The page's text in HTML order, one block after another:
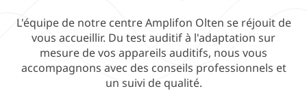
L'équipe de notre centre Amplifon Olten se réjouit de
vous accueillir. Du test auditif à l'adaptation sur
mesure de vos appareils auditifs, nous vous
accompagnons avec des conseils professionnels et
un suivi de qualité.